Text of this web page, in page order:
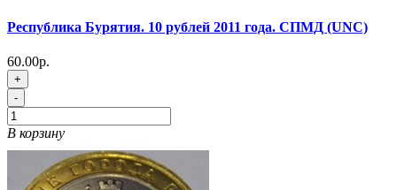
Республика Бурятия. 10 рублей 2011 года. СПМД (UNC)
60.00р.
+
-
В корзину